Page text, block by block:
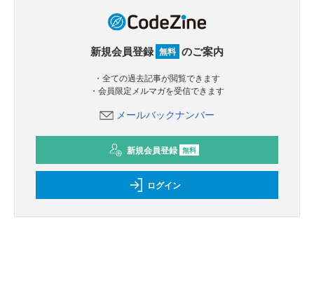
新規会員登録 無料 のご案内
・全ての過去記事が閲覧できます
・会員限定メルマガを受信できます
メールバックナンバー
新規会員登録 無料
ログイン